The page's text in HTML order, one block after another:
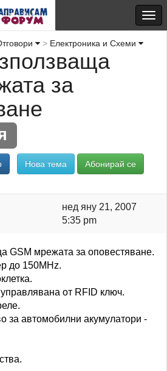
Електроника и Схеми
за
Нова тема Абонирай се
нед яну 21, 2007
5:35 pm
GSM мрежата за оповестяване.
до 150MHz.
от RFID ключ.
за автомобилни акумулатори -